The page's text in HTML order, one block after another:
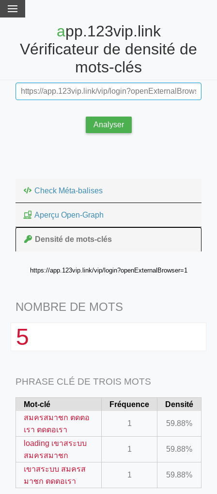
crew-neck-navy-blue/
app.123vip.link
Vérificateur de densité de
mots-clés
Analyser
Check Méta-balises
Aperçu Open-Graph
Densité de mots-clés
https://app.123vip.link/vip/login?openExternalBrowser=1
NOMBRE DE MOTS
5
PHRASE CLÉ DE TROIS MOTS
Mot-clé Fréquence
Densité
สมครสมาชก ตดตอ
เรา ตดตอเรา
1 59.88%
loading เขาสระบบ
สมครสมาชก
1 59.88%
เขาสระบบ สมครส
มาชก ตดตอเรา
1 59.88%